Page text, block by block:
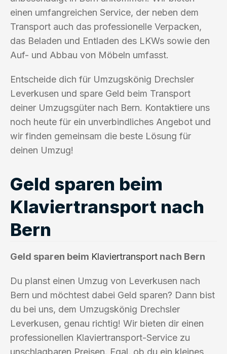
einen umfangreichen Service, der neben dem
Transport auch das professionelle Verpacken,
das Beladen und Entladen des LKWs sowie den
Auf- und Abbau von Möbeln umfasst.
Entscheide dich für Umzugskönig Drechsler
Leverkusen und spare Geld beim Transport
deiner Umzugsgüter nach Bern. Kontaktiere uns
noch heute für ein unverbindliches Angebot und
wir finden gemeinsam die beste Lösung für
deinen Umzug!
Geld sparen beim
Klaviertransport nach
Bern
Geld sparen beim Klaviertransport nach Bern
Du planst einen Umzug von Leverkusen nach
Bern und möchtest dabei Geld sparen? Dann bist
du bei uns, dem Umzugskönig Drechsler
Leverkusen, genau richtig! Wir bieten dir einen
professionellen Klaviertransport-Service zu
unschlagbaren Preisen. Egal, ob du ein kleines